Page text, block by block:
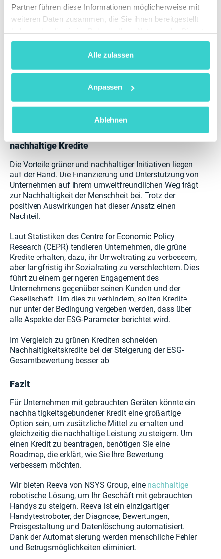
Partner führen diese Informationen möglicherweise mit
weiteren Daten zusammen, die Sie ihnen bereitgestellt
gesammelt haben.
Alle zulassen
Anpassen
Ablehnen
Die Probleme des Marktes für grüne und
nachhaltige Kredite
Die Vorteile grüner und nachhaltiger Initiativen liegen
auf der Hand. Die Finanzierung und Unterstützung von
Unternehmen auf ihrem umweltfreundlichen Weg trägt
zur Nachhaltigkeit der Menschheit bei. Trotz der
positiven Auswirkungen hat dieser Ansatz einen
Nachteil.
Laut Statistiken des Centre for Economic Policy
Research (CEPR) tendieren Unternehmen, die grüne
Kredite erhalten, dazu, ihr Umweltrating zu verbessern,
aber langfristig ihr Sozialrating zu verschlechtern. Dies
führt zu einem geringeren Engagement des
Unternehmens gegenüber seinen Kunden und der
Gesellschaft. Um dies zu verhindern, sollten Kredite
nur unter der Bedingung vergeben werden, dass über
alle Aspekte der ESG-Parameter berichtet wird.
Im Vergleich zu grünen Krediten schneiden
Nachhaltigkeitskredite bei der Steigerung der ESG-
Gesamtbewertung besser ab.
Fazit
Für Unternehmen mit gebrauchten Geräten könnte ein
nachhaltigkeitsgebundener Kredit eine großartige
Option sein, um zusätzliche Mittel zu erhalten und
gleichzeitig die nachhaltige Leistung zu steigern. Um
einen Kredit zu beantragen, benötigen Sie eine
Roadmap, die erklärt, wie Sie Ihre Bewertung
verbessern möchten.
Wir bieten Reeva von NSYS Group, eine nachhaltige
robotische Lösung, um Ihr Geschäft mit gebrauchten
Handys zu steigern. Reeva ist ein einzigartiger
Handytestroboter, der Diagnose, Bewertungen,
Preisgestaltung und Datenlöschung automatisiert.
Dank der Automatisierung werden menschliche Fehler
und Betrugsmöglichkeiten eliminiert.